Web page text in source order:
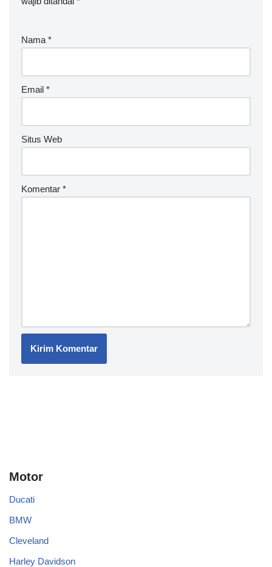
Nama *
Email *
Situs Web
Komentar *
n
ti
v
Motor
Ducati
BMW
Cleveland
Harley Davidson